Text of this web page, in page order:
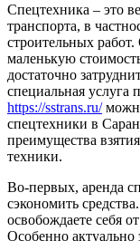
Спецтехника – это
транспорта, в
строительных
маленькую
достаточно
специальная услуга
https://sstrans.ru/
спецтехники в
преимущества
техники.
Во-первых, аренда
сэкономить
освобождаете себя
Особенно актуально